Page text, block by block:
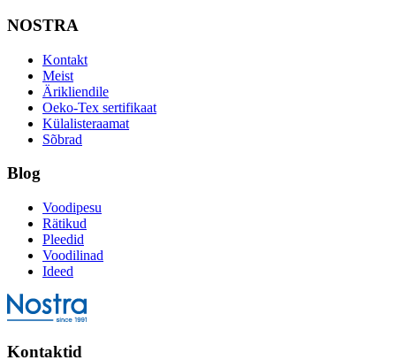
NOSTRA
Kontakt
Meist
Ärikliendile
Oeko-Tex sertifikaat
Külalisteraamat
Sõbrad
Blog
Voodipesu
Rätikud
Pleedid
Voodilinad
Ideed
Kontaktid